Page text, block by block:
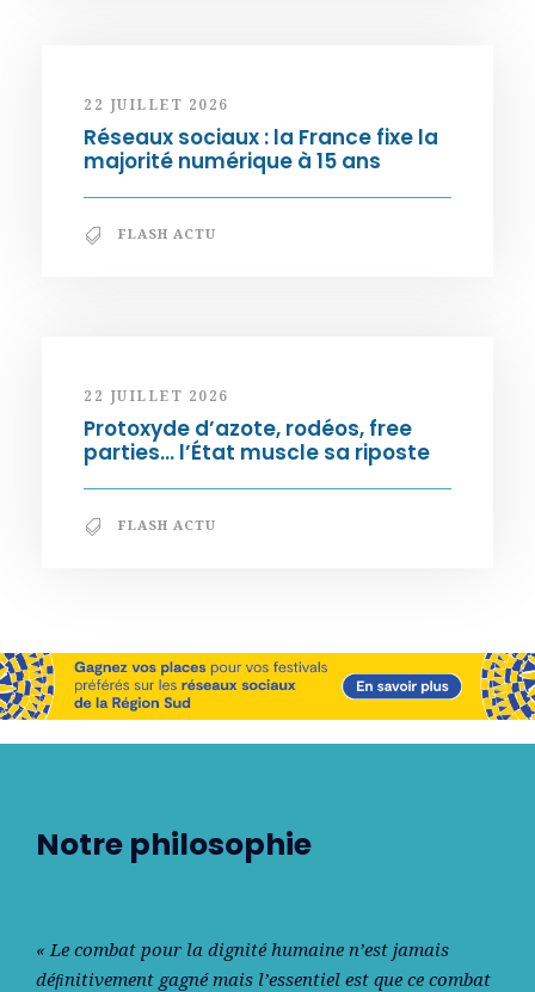
22 JUILLET 2026
Réseaux sociaux : la France fixe la
majorité numérique à 15 ans
FLASH ACTU
22 JUILLET 2026
Protoxyde d’azote, rodéos, free
parties… l’État muscle sa riposte
FLASH ACTU
Notre philosophie
« Le combat pour la dignité humaine n’est jamais
déﬁnitivement gagné mais l’essentiel est que ce combat